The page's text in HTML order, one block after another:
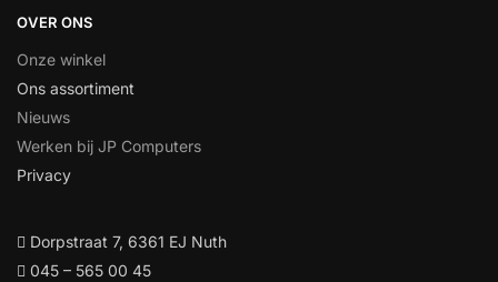
OVER ONS
Onze winkel
Ons assortiment
Nieuws
Werken bij JP Computers
Privacy
Dorpstraat 7, 6361 EJ Nuth
045 – 565 00 45